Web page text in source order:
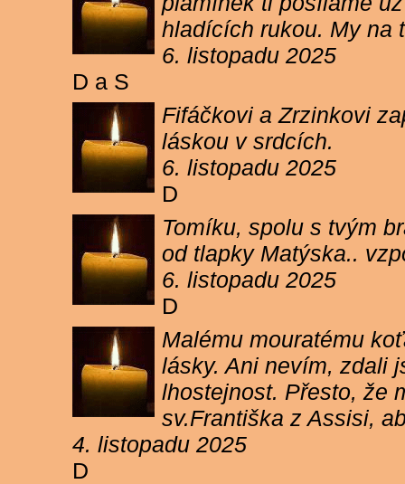
hladících rukou. My na
6. listopadu 2025
D a S
Fifáčkovi a Zrzinkovi
láskou v srdcích.
6. listopadu 2025
D
Tomíku, spolu s tvým
od tlapky Matýska..
6. listopadu 2025
D
Malému mouratému
lásky. Ani nevím, zdali
lhostejnost. Přesto, že
sv.Františka z Assisi,
4. listopadu 2025
D